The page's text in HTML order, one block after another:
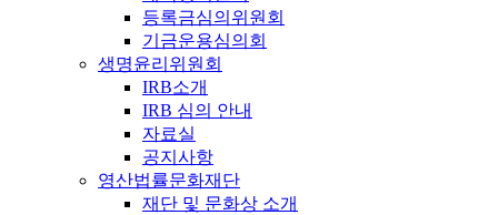
등록금심의위원회
기금운용심의회
생명윤리위원회
IRB소개
IRB 심의 안내
자료실
공지사항
영산법률문화재단
재단 및 문화상 소개